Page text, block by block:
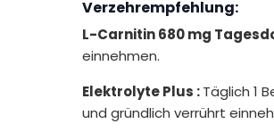
Verzehrempfehlung:
L-Carnitin 680 mg
einnehmen.
Elektrolyte Plus :Täglich 1
und gründlich verrührt